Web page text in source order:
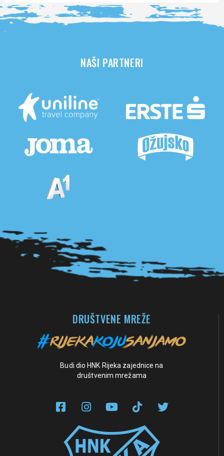
NAŠI PARTNERI
DRUŠTVENE MREŽE
Budi dio HNK Rijeka zajednice na
društvenim mrežama